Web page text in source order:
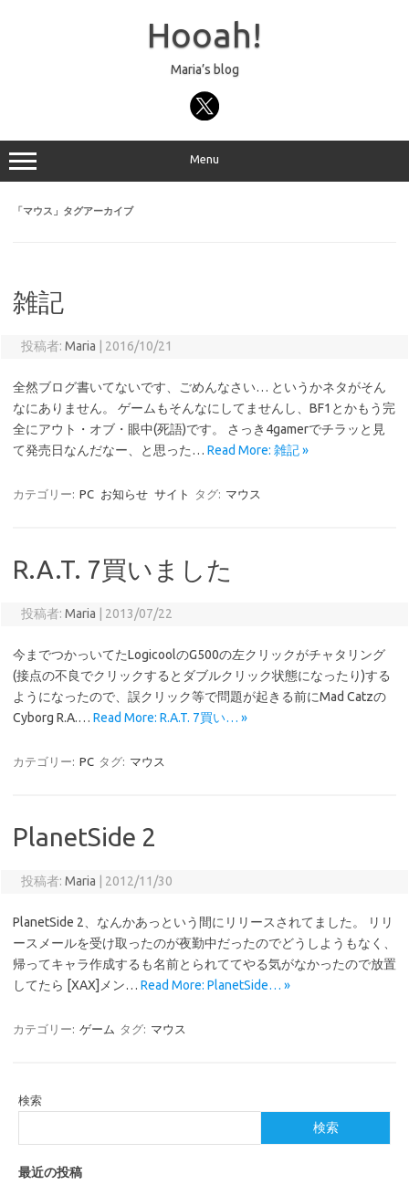
Hooah!
Maria’s blog
Menu
「マウス 」タグアーカイブ
雑記
投稿者: Maria 2016/10/21
全然ブログ書いてないです、ごめんなさい… というかネタがそん
なにありません。 ゲームもそんなにしてませんし、BF1とかもう完
全にアウト・オブ・眼中(死語)です。 さっき4gamerでチラッと見
て発売日なんだなー、と思った… Read More: 雑記 »
カテゴリー: PC お知らせ サイト タグ: マウス
R.A.T. 7買いました
投稿者: Maria 2013/07/22
今までつかっいてたLogicoolのG500の左クリックがチャタリング
(接点の不良でクリックするとダブルクリック状態になったり)する
ようになったので、誤クリック等で問題が起きる前にMad Catzの
Cyborg R.A.… Read More: R.A.T. 7買い… »
カテゴリー: PC タグ: マウス
PlanetSide 2
投稿者: Maria 2012/11/30
PlanetSide 2、なんかあっという間にリリースされてました。 リリ
ースメールを受け取ったのが夜勤中だったのでどうしようもなく、
帰ってキャラ作成するも名前とられててやる気がなかったので放置
してたら [XAX]メン… Read More: PlanetSide… »
カテゴリー: ゲーム タグ: マウス
検索
検索
最近の投稿